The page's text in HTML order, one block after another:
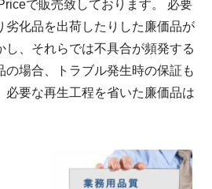
で販売致しております。 必要
劣化品を出荷したりした廉価品が
し、それらでは不具合が頻発する
の場合、トラブル発生時の保証も
必要な再生工程を省いた廉価品は